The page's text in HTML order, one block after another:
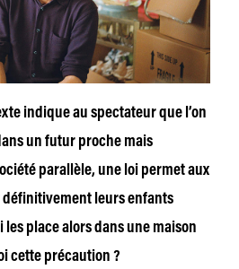
indique au spectateur que l’on
un futur proche mais
parallèle, une loi permet aux
définitivement leurs enfants
les place alors dans une maison
cette précaution ?